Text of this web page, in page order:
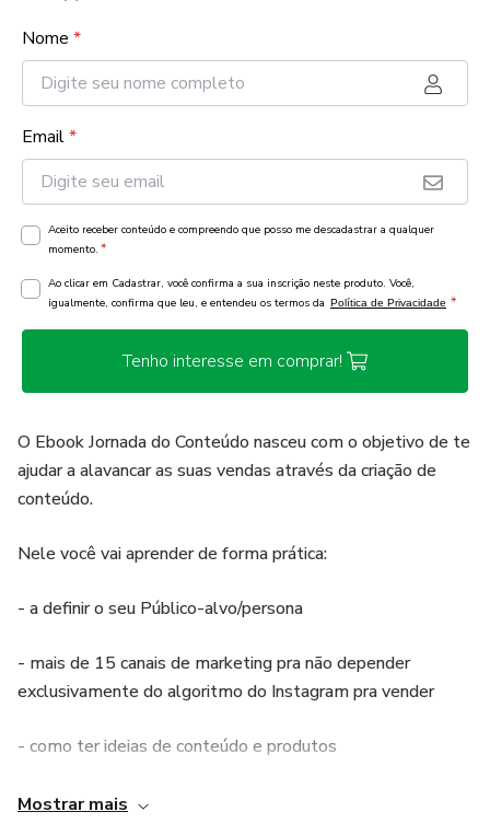
Nome *
Email*
Aceito receber conteúdo e compreendo que posso me descadastrar a qualquer
momento. *
Ao clicar em Cadastrar, você confirma a sua inscrição neste produto. Você,
igualmente, confirma que leu, e entendeu os termos da Política de Privacidade *
Tenho interesse em comprar!
O Ebook Jornada do Conteúdo nasceu com o objetivo de te
ajudar a alavancar as suas vendas através da criação de
conteúdo.
Nele você vai aprender de forma prática:
- a definir o seu Público-alvo/persona
- mais de 15 canais de marketing pra não depender
exclusivamente do algoritmo do Instagram pra vender
- como ter ideias de conteúdo e produtos
- a planejar e criar conteúdo encantador e que traz
Mostrar mais